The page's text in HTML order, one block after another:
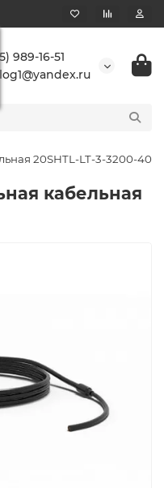
989-16-51
20SHTL-LT-3-3200-40
кабельная